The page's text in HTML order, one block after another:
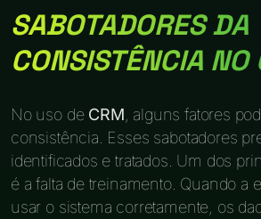
SABOTADORES DA
CONSISTÊNCIA NO
No uso de CRM , alguns fatores
consistência. Esses sabotadores
identificados e tratados. Um dos
é a falta de treinamento. Quando a
usar o sistema corretamente, os